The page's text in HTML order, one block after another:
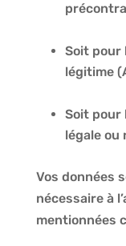
Soit pour
légitime
Soit pour
légale ou
Vos données
nécessaire à
mentionnées